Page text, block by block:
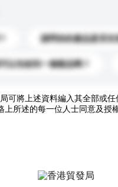
請問你的產品是否支
以先收到一個樣品嗎？
可將上述資料編入其全部或
所述的每一位人士同意及授